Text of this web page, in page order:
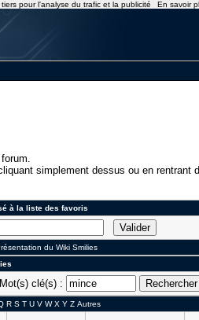
simplement dessus ou en rentrant
à la liste des favoris
du Wiki Smilies
clé(s) :
R S T U V W X Y Z Autres
pour l'analyse du trafic et la publicité En savoir